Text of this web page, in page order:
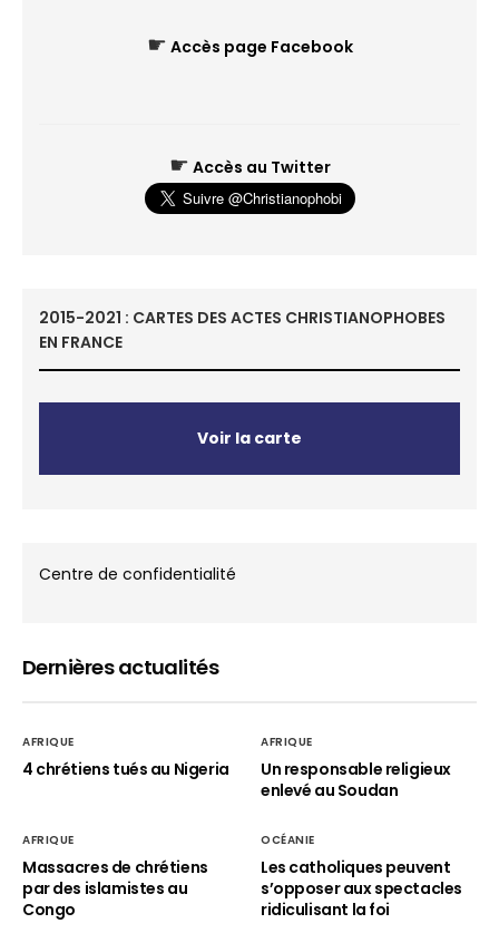
☛ Accès page Facebook
☛ Accès au Twitter
2015-2021 : CARTES DES ACTES CHRISTIANOPHOBES
EN FRANCE
Voir la carte
Centre de confidentialité
Dernières actualités
AFRIQUE
4 chrétiens tués au Nigeria
AFRIQUE
Un responsable religieux
enlevé au Soudan
AFRIQUE
Massacres de chrétiens
par des islamistes au
Congo
OCÉANIE
Les catholiques peuvent
s’opposer aux spectacles
ridiculisant la foi